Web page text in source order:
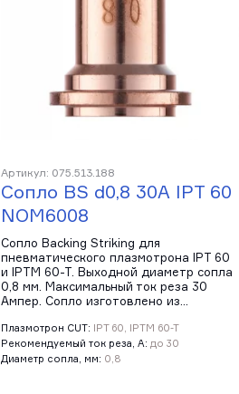
Артикул: 075.513.188
Сопло BS d0,8 30A IPT 60
NOM6008
Сопло Backing Striking для
пневматического плазмотрона IPT 60
и IPTM 60-T. Выходной диаметр сопла
0,8 мм. Максимальный ток реза 30
Ампер. Сопло изготовлено из…
Плазмотрон CUT: IPT 60, IPTM 60-T
Рекомендуемый ток реза, А: до 30
Диаметр сопла, мм: 0,8